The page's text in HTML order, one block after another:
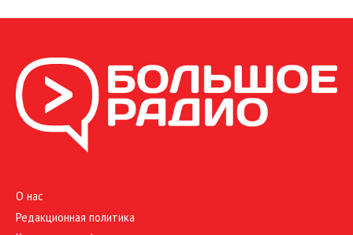
О нас
Редакционная политика